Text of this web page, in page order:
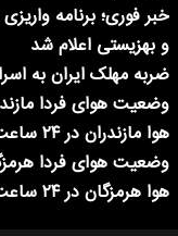
شد
| ۲۱ نفر از نیروهای موساد اسیر شدند
مازندران
هرمزگان